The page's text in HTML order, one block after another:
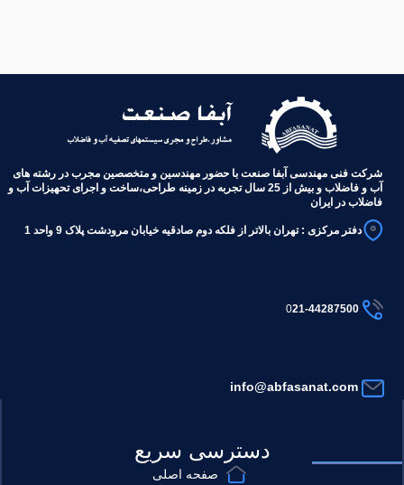
شرکت فنی مهندسی آبفا صنعت با حضور مهندسین و متخصصین مجرب در رشته های
آب و فاضلاب و بیش از 25 سال تجربه در زمینه طراحی،ساخت و اجرای تحهیزات آب و
فاضلاب در ایران
دفتر مرکزی : تهران بالاتر از فلکه دوم صادقیه خیابان مرودشت پلاک 9 و احد
021-44287500
info@abfasanat.com
دسترسی سریع
صفحه اصلی